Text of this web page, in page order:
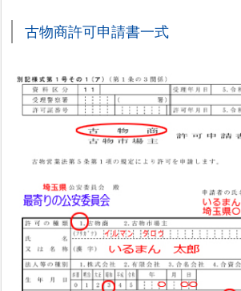
商
証
の
用
途
と、
取
得
が
古物商許可申請書一式